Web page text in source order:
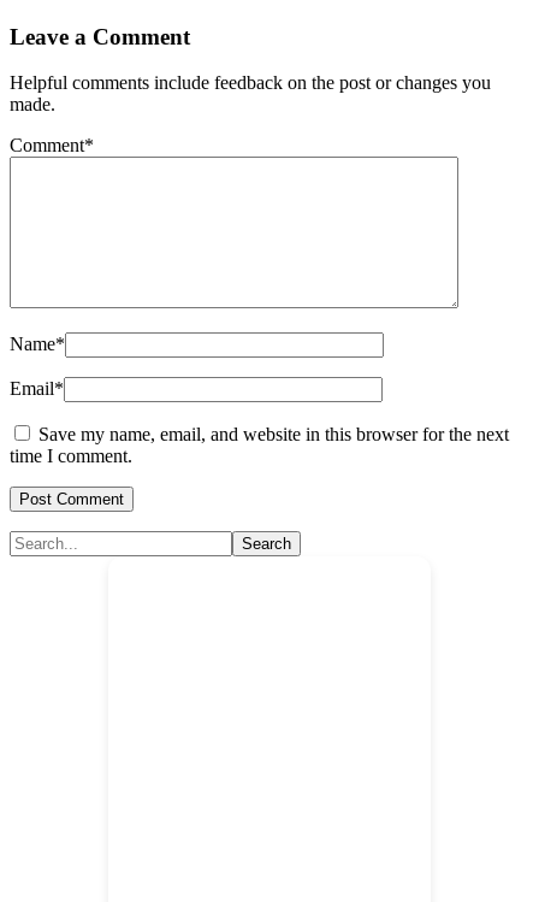
Reader
Interactions
Leave a Comment
Helpful comments include feedback on the post or changes you
made.
Comment*
Name*
Email*
Save my name, email, and website in this browser for the next
time I comment.
Primary
Search...